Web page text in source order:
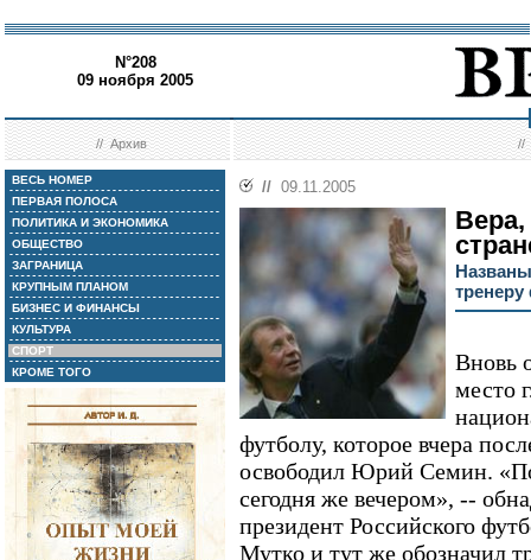
N°208
09 ноября 2005
//Архив //
ВЕСЬ НОМЕР
ПЕРВАЯ ПОЛОСА
ПОЛИТИКА И ЭКОНОМИКА
ОБЩЕСТВО
ЗАГРАНИЦА
КРУПНЫМ ПЛАНОМ
БИЗНЕС И ФИНАНСЫ
КУЛЬТУРА
СПОРТ
КРОМЕ ТОГО
// 09.11.2005
Вновь
место
футболу, которое вчера
освободил Юрий Семин.
сегодня же вечером», --
президент Российского
Мутко и тут же обозначил